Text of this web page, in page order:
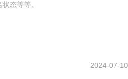
态等等。
2024-07-10